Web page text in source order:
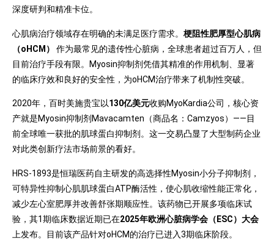
深度研判和精准卡位。
心肌病治疗领域存在明确的未满足医疗需求。 梗阻性肥厚型心肌病
（oHCM）
作为最常见的遗传性心脏病，全球患者超过百万人，但
目前治疗手段有限。Myosin抑制剂凭借其精准的作用机制、显著
的临床疗效和良好的安全性，为oHCM治疗带来了机制性突破。
2020年，百时美施贵宝以130亿美元收购MyoKardia公司，核心资
产就是Myosin抑制剂Mavacamten（商品名：Camzyos）——目
前全球唯一获批的肌球蛋白抑制剂。这一交易凸显了大型制药企业
对此类创新疗法市场前景的看好。
HRS-1893是恒瑞医药自主研发的高选择性Myosin小分子抑制剂，
可特异性抑制心肌肌球蛋白ATP酶活性，使心肌收缩性能正常化，
减少左心室肥厚并改善舒张期顺应性。该药物已开展多项临床试
验，其1期临床数据近期已在2025年欧洲心脏病学会（ESC）大会
上发布。目前该产品针对oHCM的治疗已进入3期临床阶段。